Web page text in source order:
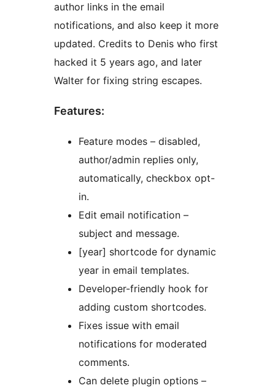
author links in the email
notifications, and also keep it more
updated. Credits to Denis who first
hacked it 5 years ago, and later
Walter for fixing string escapes.
Features:
Feature modes – disabled,
author/admin replies only,
automatically, checkbox opt-
in.
Edit email notification –
subject and message.
[year] shortcode for dynamic
year in email templates.
Developer-friendly hook for
adding custom shortcodes.
Fixes issue with email
notifications for moderated
comments.
Can delete plugin options –